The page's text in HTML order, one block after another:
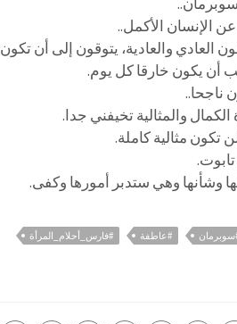
الإنسان الأكمل..
العادي والعادية، يتوقون إلى أن تكون
أن يكون خارقا كل يوم.
ناجحا..
والمثالية تخيفني جدا.
مثالية كاملة.
وشأنها وهي ستدبر أمورها وكفى.
#عاطفة
#فارس_أحلام_المرأة